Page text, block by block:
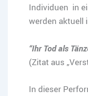
Individuen in
werden aktuell
“Ihr Tod als
(Zitat aus
In dieser